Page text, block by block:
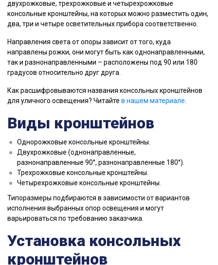
двухрожковые, трехрожковые и четырехрожковые
консольные кронштейны, на которых можно разместить один,
два, три и четыре осветительных прибора соответственно.
Направления света от опоры зависит от того, куда
направлены рожки, они могут быть как однонаправленными,
так и разнонаправленными – расположены под 90 или 180
градусов относительно друг друга.
Как расшифровываются названия консольных кронштейнов
для уличного освещения? Читайте в нашем материале
Виды кронштейнов
Однорожковые консольные кронштейны.
Двухрожковые (однонаправленные,
разнонаправленные 90°, разнонаправленные 180°).
Трехрожковые консольные кронштейны.
Четырехрожковые консольные кронштейны.
Типоразмеры подбираются в зависимости от вариантов
исполнения выбранных опор освещения и могут
варьироваться по требованию заказчика.
Установка консольных
кронштейнов